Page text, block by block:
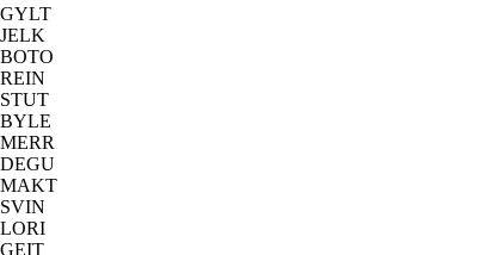
GYLT
JELK
BOTO
REIN
STUT
BYLE
MERR
DEGU
MAKT
SVIN
LORI
GEIT